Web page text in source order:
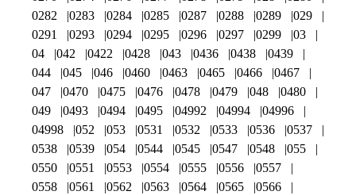
0282
0283 0284 0285 0287 0288 0289
029
0291
0293 0294 0295 0296 0297 0299
03
04
042 0422 0428 043 0436 0438
0439
044
045 046 0460 0463 0465 0466
0467
047
0470 0475 0476 0478 0479 048
0480
049
0493 0494 0495 04992 04994
04996
04998
052 053 0531 0532 0533 0536
0537
0538
0539 054 0544 0545 0547 0548
055
0550
0551 0553 0554 0555 0556
0557
0558
0561 0562 0563 0564 0565
0566